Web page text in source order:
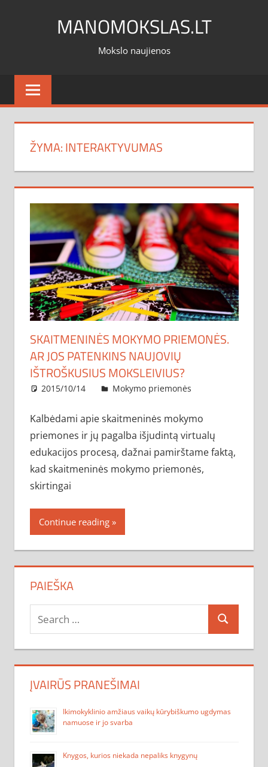
MANOMOKSLAS.LT
Mokslo naujienos
ŽYMA:INTERAKTYVUMAS
SKAITMENINĖS MOKYMO PRIEMONĖS.
AR JOS PATENKINS NAUJOVIŲ
IŠTROŠKUSIUS MOKSLEIVIUS?
2015/10/14 administratorius
Mokymo priemonės
Kalbėdami apie skaitmeninės mokymo
priemones ir jų pagalba išjudintą virtualų
edukacijos procesą, dažnai pamirštame faktą,
kad skaitmeninės mokymo priemonės,
skirtingai
Continue reading
PAIEŠKA
Search
for:
Search
ĮVAIRŪS PRANEŠIMAI
Ikimokyklinio amžiaus vaikų kūrybiškumo ugdymas
namuose ir jo svarba
Knygos, kurios niekada nepaliks knygynų